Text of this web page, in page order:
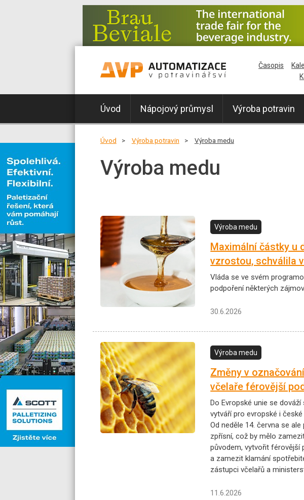
Úvod Nápojový průmysl Výroba potravin
Časopis
Úvod Výroba potravin Výroba medu
Výroba medu
Výroba medu
Maximální částky u
vzrostou, schválila
Vláda se ve svém
podpoření některých
30.6.2026
Výroba medu
Změny v
včelaře férovější
Do Evropské unie se
vytváří pro evropské i
Od neděle 14. června se
zpřísní, což by mělo
původem, vytvořit férovější
a zamezit klamání
zástupci včelařů a
11.6.2026